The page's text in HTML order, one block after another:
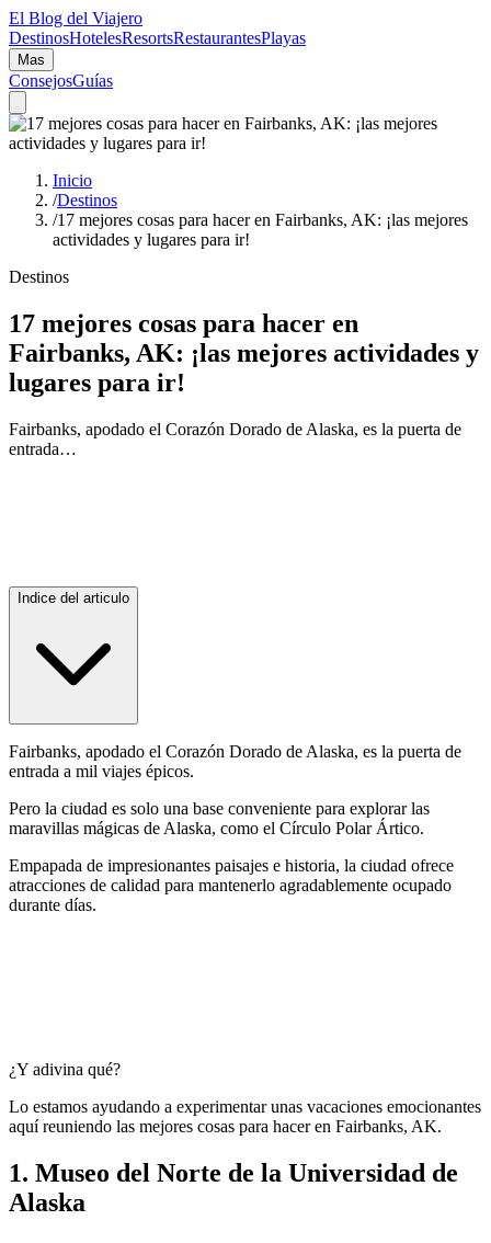
El Blog del Viajero
DestinosHotelesResortsRestaurantesPlayas
Mas
ConsejosGuías
Inicio
/Destinos
/17 mejores cosas para hacer en Fairbanks, AK: ¡las mejores
actividades y lugares para ir!
Destinos
17 mejores cosas para hacer en
Fairbanks, AK: ¡las mejores actividades y
lugares para ir!
Fairbanks, apodado el Corazón Dorado de Alaska, es la puerta de
entrada…
Indice del articulo
Fairbanks, apodado el Corazón Dorado de Alaska, es la puerta de
entrada a mil viajes épicos.
Pero la ciudad es solo una base conveniente para explorar las
maravillas mágicas de Alaska, como el Círculo Polar Ártico.
Empapada de impresionantes paisajes e historia, la ciudad ofrece
atracciones de calidad para mantenerlo agradablemente ocupado
durante días.
¿Y adivina qué?
Lo estamos ayudando a experimentar unas vacaciones emocionantes
aquí reuniendo las mejores cosas para hacer en Fairbanks, AK.
1. Museo del Norte de la Universidad de
Alaska